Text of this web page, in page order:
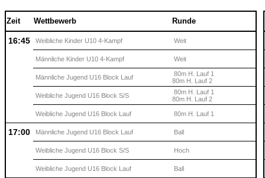
Zeit Wettbewerb Runde
16:45 Weibliche Kinder U10 4-Kampf Weit
Männliche Kinder U10 4-Kampf Weit
Männliche Jugend U16 Block Lauf
80m H. Lauf 1
80m H. Lauf 2
Weibliche Jugend U16 Block S/S
80m H. Lauf 1
80m H. Lauf 2
Weibliche Jugend U16 Block Lauf 80m H. Lauf 1
17:00 Männliche Jugend U16 Block Lauf Ball
Weibliche Jugend U16 Block S/S Hoch
Weibliche Jugend U16 Block Lauf Ball